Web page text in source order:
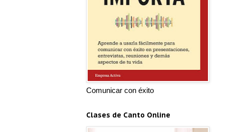
Comunicar con éxito
Clases de Canto Online